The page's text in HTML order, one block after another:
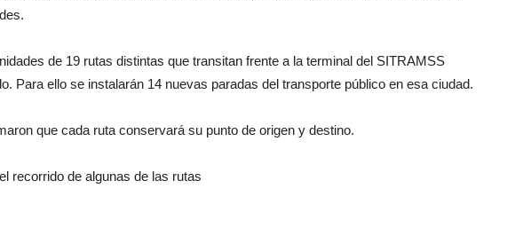
de 19 rutas distintas que transitan frente a la terminal del SITRAMSS
Para ello se instalarán 14 nuevas paradas del transporte público en esa ciudad.
que cada ruta conservará su punto de origen y destino.
recorrido de algunas de las rutas